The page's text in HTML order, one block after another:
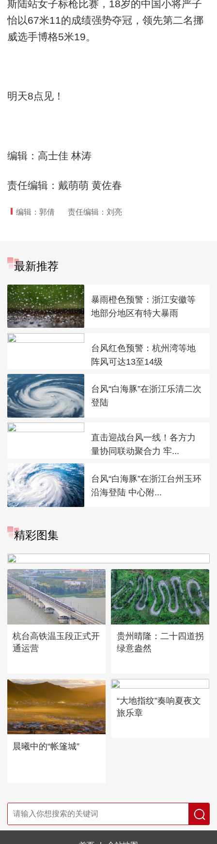
斯陆站女子标枪比赛，18岁的中国小将严子
怡以67米11的成绩强势夺冠，领先第二名挪
威选手博格5米19。
明天8点见！
编辑：高士佳 林涛
责任编辑：戴萌萌 黄佐春
编辑：郭倩 责任编辑：刘亮
最新推荐
暴雨橙色预警：浙江安徽等
地部分地区有特大暴雨
台风红色预警：杭州湾等地
阵风可达13至14级
台风“白海豚”在浙江乐清二次
登陆
直击迎战台风一线！各方力
量协同联动聚合力 牢...
台风“白海豚”在浙江台州玉环
沿海登陆 中心附...
精彩图集
杭台高铁温玉段正式开
通运营
贵州晴隆：二十四道拐
绿意盎然
晨曦中的“帐篷城”
“大地指纹”奏响夏夜文
旅乐章